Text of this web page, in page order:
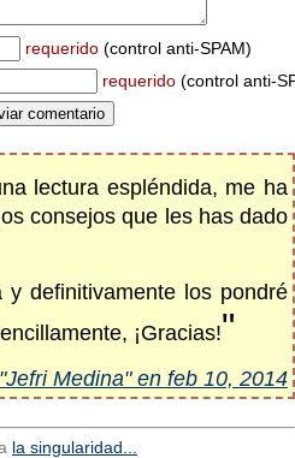
requerido (control anti-SPAM)
requerido (control anti-
lectura espléndida, me ha
consejos que les has dado
definitivamente los pondré
¡Gracias!"
Medina" en feb 10, 2014
la singularidad...